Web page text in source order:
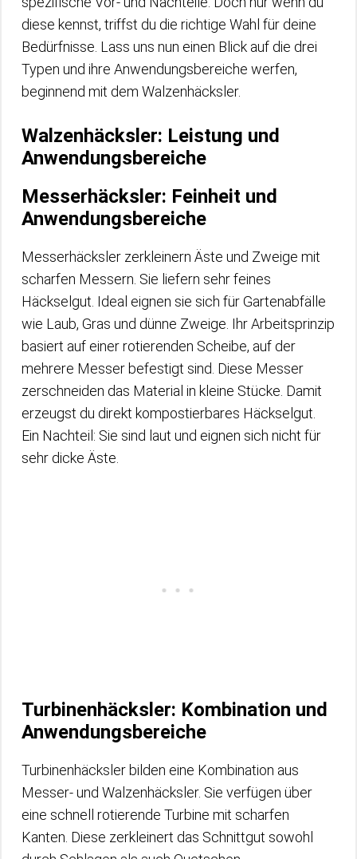
diese kennst, triffst du die richtige Wahl für deine
Bedürfnisse. Lass uns nun einen Blick auf die drei
Typen und ihre Anwendungsbereiche werfen,
beginnend mit dem Walzenhäcksler.
Walzenhäcksler: Leistung und
Anwendungsbereiche
Messerhäcksler: Feinheit und
Anwendungsbereiche
Messerhäcksler zerkleinern Äste und Zweige mit
scharfen Messern. Sie liefern sehr feines
Häckselgut. Ideal eignen sie sich für Gartenabfälle
wie Laub, Gras und dünne Zweige. Ihr Arbeitsprinzip
basiert auf einer rotierenden Scheibe, auf der
mehrere Messer befestigt sind. Diese Messer
zerschneiden das Material in kleine Stücke. Damit
erzeugst du direkt kompostierbares Häckselgut.
Ein Nachteil: Sie sind laut und eignen sich nicht für
sehr dicke Äste.
Turbinenhäcksler: Kombination und
Anwendungsbereiche
Turbinenhäcksler bilden eine Kombination aus
Messer- und Walzenhäcksler. Sie verfügen über
eine schnell rotierende Turbine mit scharfen
Kanten. Diese zerkleinert das Schnittgut sowohl